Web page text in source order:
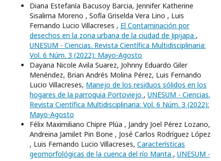
Diana Estefanía Bacusoy Barcia, Jennifer Katherine
Sisalima Moreno , Sofía Griselda Vera Lino , Luis
Fernando Lucio Villacreses , El Contaminación por
desechos en la zona urbana de la ciudad de Jipijapa ,
UNESUM - Ciencias. Revista Científica Multidisciplinaria:
Vol. 6 Núm. 3 (2022): Mayo-Agosto
Dayana Nicole Avila Suarez, Johnny Eduardo Giler
Menéndez, Brian Andrés Molina Pérez, Luis Fernando
Lucio Villacreses, Manejo de los residuos sólidos en los
hogares de la parroquia Portoviejo , UNESUM - Ciencias.
Revista Científica Multidisciplinaria: Vol. 6 Núm. 3 (2022):
Mayo-Agosto
Félix Maximiliano Chipre Plúa , Jandry Joel Pérez Lozano,
Andreina Jamilet Pin Bone , José Carlos Rodríguez López
, Luis Fernando Lucio Villacreses, Características
geomorfológicas de la cuenca del río Manta , UNESUM -